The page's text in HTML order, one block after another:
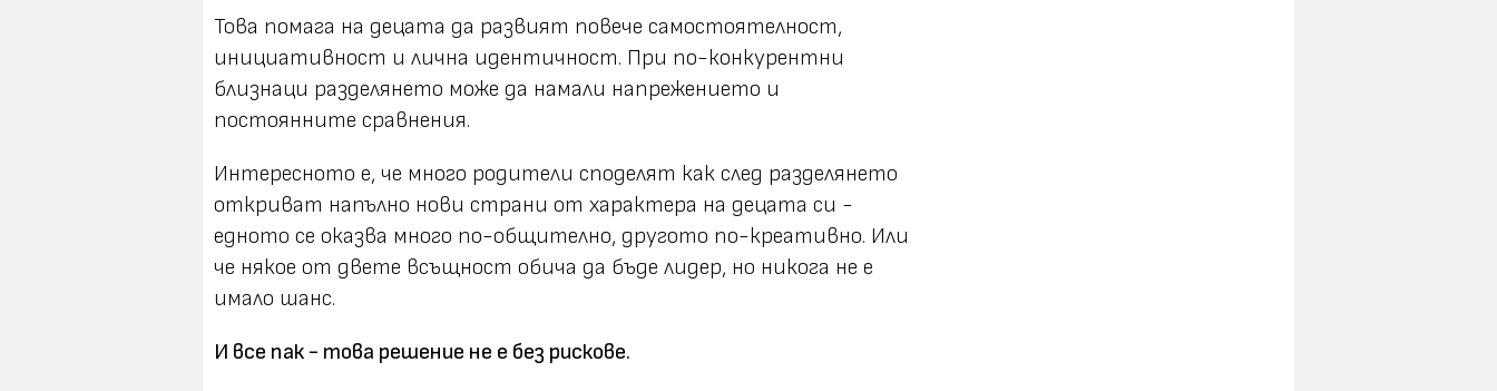
Това помага на децата да развият повече самостоятелност,
инициативност и лична идентичност. При по-конкурентни
близнаци разделянето може да намали напрежението и
постоянните сравнения.
Интересното е, че много родители споделят как след разделянето
откриват напълно нови страни от характера на децата си -
едното се оказва много по-общително, другото по-креативно. Или
че някое от двете всъщност обича да бъде лидер, но никога не е
имало шанс.
И все пак - това решение не е без рискове.